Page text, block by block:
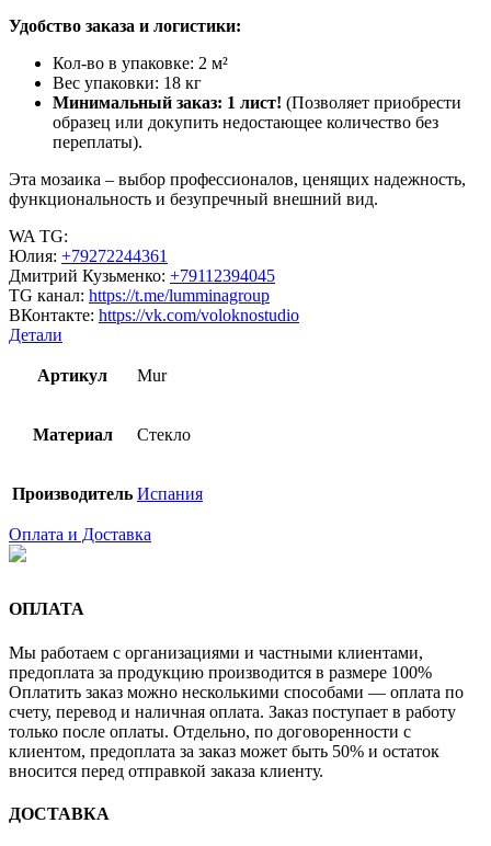
Удобство заказа и логистики:
Кол-во в упаковке: 2 м²
Вес упаковки: 18 кг
Минимальный заказ: 1 лист! (Позволяет приобрести
образец или докупить недостающее количество без
переплаты).
Эта мозаика – выбор профессионалов, ценящих надежность,
функциональность и безупречный внешний вид.
WA TG:
Юлия: +79272244361
Дмитрий Кузьменко: +79112394045
TG канал: https://t.me/lumminagroup
ВКонтакте: https://vk.com/voloknostudio
Детали
Артикул Mur
Материал Стекло
Производитель Испания
Оплата и Доставка
ОПЛАТА
Мы работаем с организациями и частными клиентами,
предоплата за продукцию производится в размере 100%
Оплатить заказ можно несколькими способами — оплата по
счету, перевод и наличная оплата. Заказ поступает в работу
только после оплаты. Отдельно, по договоренности с
клиентом, предоплата за заказ может быть 50% и остаток
вносится перед отправкой заказа клиенту.
ДОСТАВКА